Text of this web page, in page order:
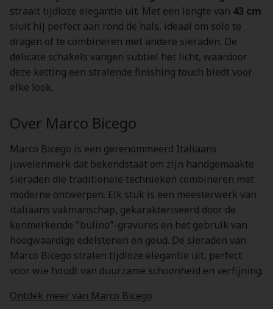
straalt tijdloze elegantie uit. Met een lengte van 43 cm
sluit hij perfect aan rond de hals, ideaal om solo te
dragen of te combineren met andere sieraden. De
delicate schakels vangen subtiel het licht, waardoor
deze ketting een stralende finishing touch biedt voor
elke look.
Over Marco Bicego
Marco Bicego is een gerenommeerd Italiaans
juwelenmerk dat bekendstaat om zijn handgemaakte
sieraden die traditionele technieken combineren met
moderne ontwerpen. Elk stuk is een meesterwerk van
italiaans vakmanschap, gekarakteriseerd door de
kenmerkende "bulino"-gravures en het gebruik van
hoogwaardige edelstenen en goud. De sieraden van
Marco Bicego stralen tijdloze elegantie uit, perfect
voor wie houdt van duurzame schoonheid en verfijning.
Ontdek meer van Marco Bicego